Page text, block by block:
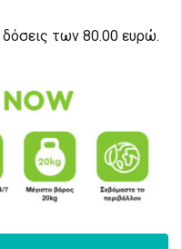
των 80.00 ευρώ.